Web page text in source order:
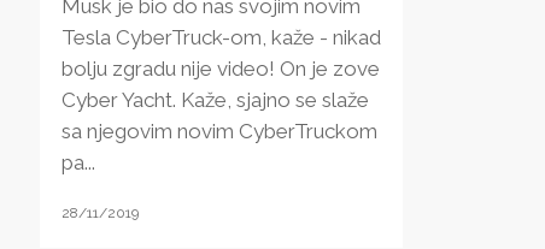
Musk je bio do nas svojim novim
Tesla CyberTruck-om, kaže - nikad
bolju zgradu nije video! On je zove
Cyber Yacht. Kaže, sjajno se slaže
sa njegovim novim CyberTruckom
pa...
28/11/2019